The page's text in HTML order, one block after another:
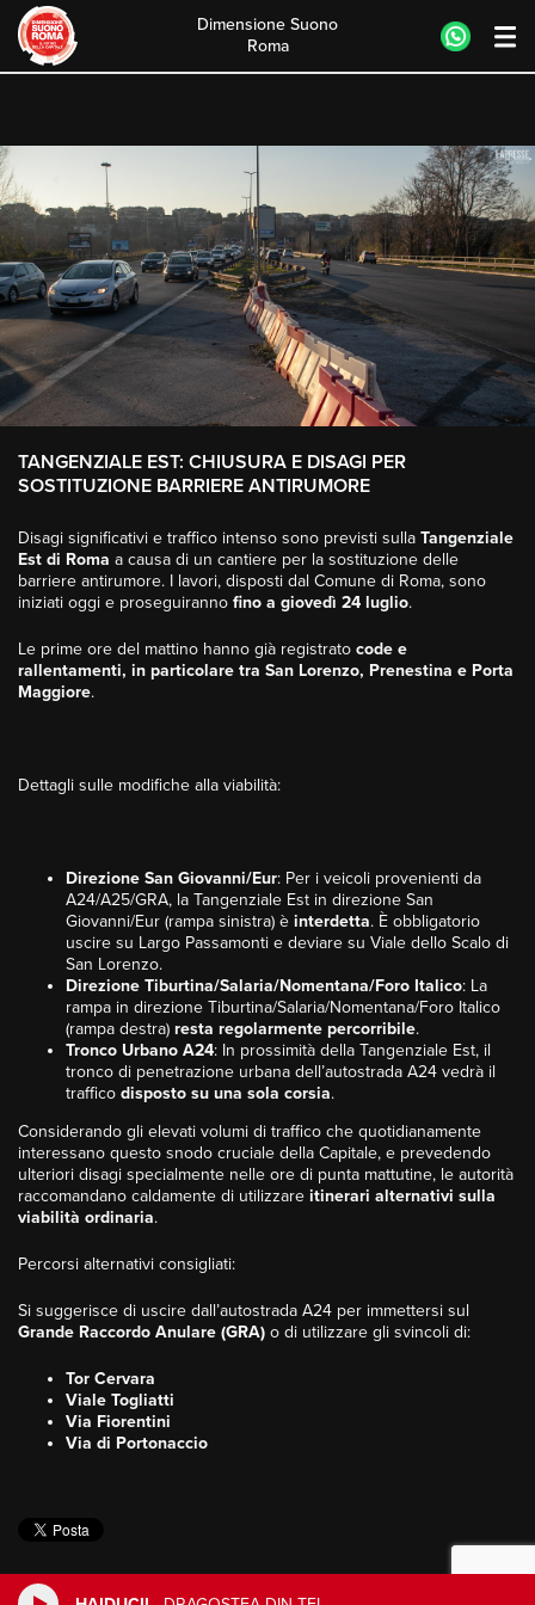
Tangenziale Est: chiusura e disagi per sostituzione barriere antirumore
content
Dimensione Suono
Roma
TANGENZIALE EST: CHIUSURA E DISAGI PER
SOSTITUZIONE BARRIERE ANTIRUMORE
Disagi significativi e traffico intenso sono previsti sulla Tangenziale
Est di Roma a causa di un cantiere per la sostituzione delle
barriere antirumore. I lavori, disposti dal Comune di Roma, sono
iniziati oggi e proseguiranno fino a giovedì 24 luglio.
Le prime ore del mattino hanno già registrato code e
rallentamenti, in particolare tra San Lorenzo, Prenestina e Porta
Maggiore.
Dettagli sulle modifiche alla viabilità:
Direzione San Giovanni/Eur: Per i veicoli provenienti da
A24/A25/GRA, la Tangenziale Est in direzione San
Giovanni/Eur (rampa sinistra) è interdetta. È obbligatorio
uscire su Largo Passamonti e deviare su Viale dello Scalo di
San Lorenzo.
Direzione Tiburtina/Salaria/Nomentana/Foro Italico: La
rampa in direzione Tiburtina/Salaria/Nomentana/Foro Italico
(rampa destra) resta regolarmente percorribile.
Tronco Urbano A24: In prossimità della Tangenziale Est, il
tronco di penetrazione urbana dell’autostrada A24 vedrà il
traffico disposto su una sola corsia.
Considerando gli elevati volumi di traffico che quotidianamente
interessano questo snodo cruciale della Capitale, e prevedendo
ulteriori disagi specialmente nelle ore di punta mattutine, le autorità
raccomandano caldamente di utilizzare itinerari alternativi sulla
viabilità ordinaria.
Percorsi alternativi consigliati:
Si suggerisce di uscire dall’autostrada A24 per immettersi sul
Grande Raccordo Anulare (GRA) o di utilizzare gli svincoli di:
Tor Cervara
Viale Togliatti
Via Fiorentini
Via di Portonaccio